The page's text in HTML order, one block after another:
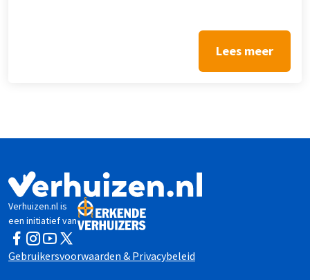
Lees meer
Verhuizen.nl is
een initiatief van
Facebook
Instagram
YouTubeTwitter
Gebruikersvoorwaarden & Privacybeleid